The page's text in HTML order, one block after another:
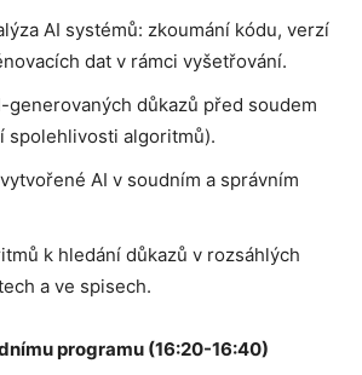
AI systémů: zkoumání kódu, verzí
dat v rámci vyšetřování.
generovaných důkazů před soudem
spolehlivosti algoritmů).
AI v soudním a správním
k hledání důkazů v rozsáhlých
a ve spisech.
programu (16:20-16:40)